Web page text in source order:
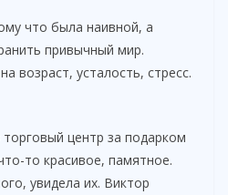
что была наивной, а
привычный мир.
возраст, усталость, стресс.
центр за подарком
то красивое, памятное.
увидела их. Виктор